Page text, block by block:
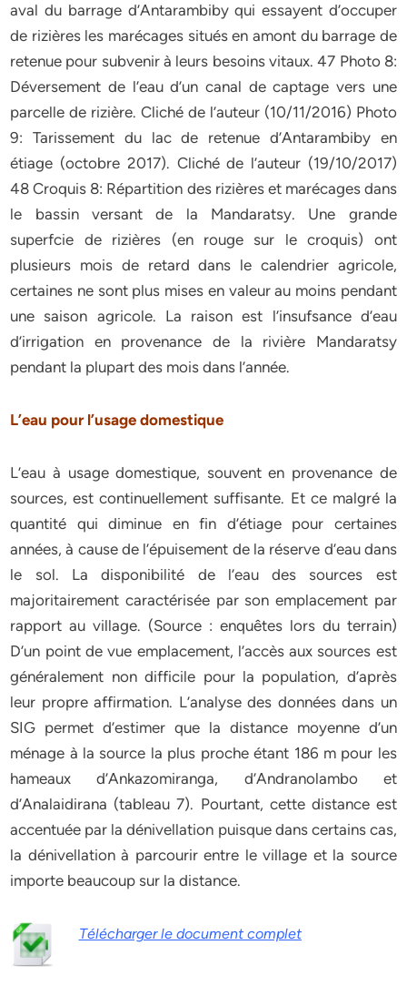
aval du barrage d’Antarambiby qui essayent d’occuper
de rizières les marécages situés en amont du barrage de
retenue pour subvenir à leurs besoins vitaux. 47 Photo 8:
Déversement de l’eau d’un canal de captage vers une
parcelle de rizière. Cliché de l’auteur (10/11/2016) Photo
9: Tarissement du lac de retenue d’Antarambiby en
étiage (octobre 2017). Cliché de l’auteur (19/10/2017)
48 Croquis 8: Répartition des rizières et marécages dans
le bassin versant de la Mandaratsy. Une grande
superfcie de rizières (en rouge sur le croquis) ont
plusieurs mois de retard dans le calendrier agricole,
certaines ne sont plus mises en valeur au moins pendant
une saison agricole. La raison est l’insufsance d’eau
d’irrigation en provenance de la rivière Mandaratsy
pendant la plupart des mois dans l’année.
L’eau pour l’usage domestique
L’eau à usage domestique, souvent en provenance de
sources, est continuellement suffisante. Et ce malgré la
quantité qui diminue en fin d’étiage pour certaines
années, à cause de l’épuisement de la réserve d’eau dans
le sol. La disponibilité de l’eau des sources est
majoritairement caractérisée par son emplacement par
rapport au village. (Source : enquêtes lors du terrain)
D’un point de vue emplacement, l’accès aux sources est
généralement non difficile pour la population, d’après
leur propre affirmation. L’analyse des données dans un
SIG permet d’estimer que la distance moyenne d’un
ménage à la source la plus proche étant 186 m pour les
hameaux d’Ankazomiranga, d’Andranolambo et
d’Analaidirana (tableau 7). Pourtant, cette distance est
accentuée par la dénivellation puisque dans certains cas,
la dénivellation à parcourir entre le village et la source
importe beaucoup sur la distance.
Télécharger le document complet